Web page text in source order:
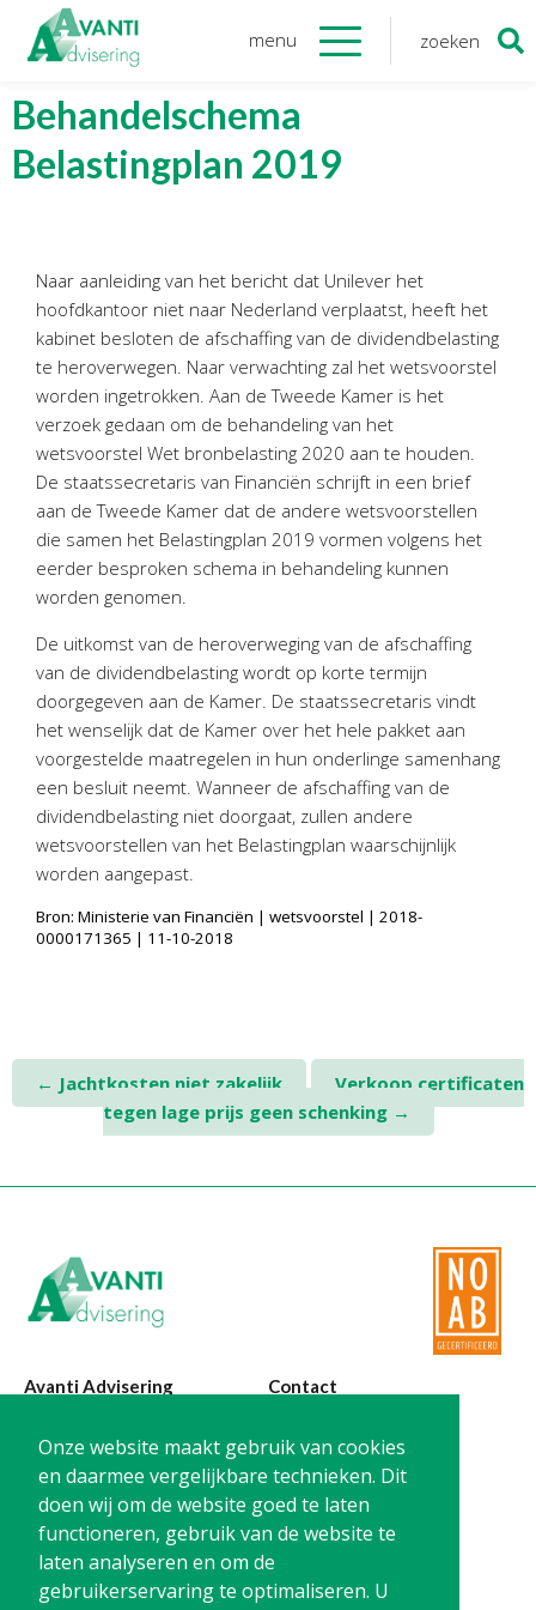
Onze website maakt gebruik van cookies
en daarmee vergelijkbare technieken. Dit
doen wij om de website goed te laten
functioneren, gebruik van de website te
laten analyseren en om de
gebruikerservaring te optimaliseren. U
menu zoeken
Organisatie
Onze medewerkers
NOAB gecertificeerd
Sponsoring
Onzediensten
Financiele Administratie
Startersbegeleiding
Tijdelijk financieel personeel
Personeel & Organisatie
Bedrijfseconomisch advies
Nieuws&informatie
Nieuwsbrief
Nieuwsoverzicht
Handige links
Downloads
Contact
Twinfield – Boekhouden
BaseCone – Facturen
Klantenportaal – Online dossiers
Nextens-Accorderen aangiften
Zoeken
naar:
Behandelschema
Belastingplan 2019
Naar aanleiding van het bericht dat Unilever het
hoofdkantoor niet naar Nederland verplaatst, heeft het
kabinet besloten de afschaffing van de dividendbelasting
te heroverwegen. Naar verwachting zal het wetsvoorstel
worden ingetrokken. Aan de Tweede Kamer is het
verzoek gedaan om de behandeling van het
wetsvoorstel Wet bronbelasting 2020 aan te houden.
De staatssecretaris van Financiën schrijft in een brief
aan de Tweede Kamer dat de andere wetsvoorstellen
die samen het Belastingplan 2019 vormen volgens het
eerder besproken schema in behandeling kunnen
worden genomen.
De uitkomst van de heroverweging van de afschaffing
van de dividendbelasting wordt op korte termijn
doorgegeven aan de Kamer. De staatssecretaris vindt
het wenselijk dat de Kamer over het hele pakket aan
voorgestelde maatregelen in hun onderlinge samenhang
een besluit neemt. Wanneer de afschaffing van de
dividendbelasting niet doorgaat, zullen andere
wetsvoorstellen van het Belastingplan waarschijnlijk
worden aangepast.
Bron: Ministerie van Financiën | wetsvoorstel | 2018-
0000171365 | 11-10-2018
Post
navigation
← Jachtkosten niet zakelijk
Verkoop certificaten
tegen lage prijs geen schenking →
Avanti Advisering
Poelstraat 4
1441 RR Purmerend
Contact
T: 0299-420870
@:
info@avanti-
advisering.nl
BTW: NL861212733B01